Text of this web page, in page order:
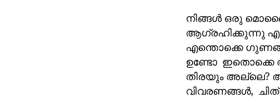
നിങ്ങൾ ഒരു
ആഗ്രഹിക്കുന്നു
എന്തൊക്കെ
ഉണ്ടോ ഇതൊക്കെ
തിരയും അല്ലെ?
വിവരണങ്ങൾ,